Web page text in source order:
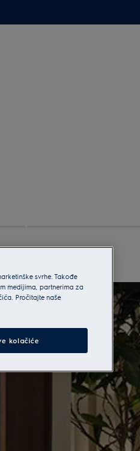
svrhe. Takođe
medijima, partnerima za
Pročitajte naše
kolačiće